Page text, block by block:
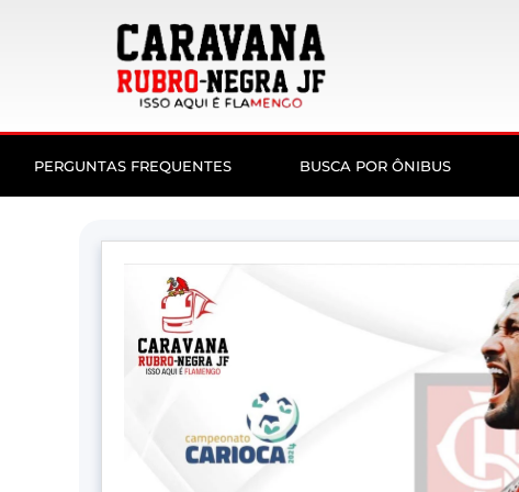
PERGUNTAS FREQUENTES BUSCA POR ÔNIBUS